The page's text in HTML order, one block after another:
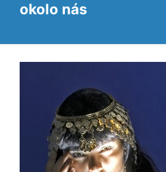
okolo nás